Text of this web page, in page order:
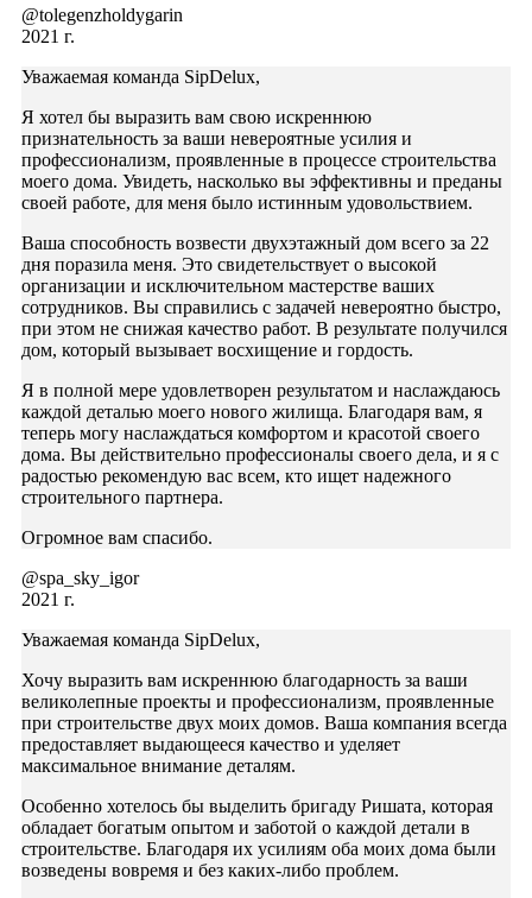
@tolegenzholdygarin
2021 г.
Уважаемая команда SipDelux,
Я хотел бы выразить вам свою искреннюю
признательность за ваши невероятные усилия и
профессионализм, проявленные в процессе строительства
моего дома. Увидеть, насколько вы эффективны и преданы
своей работе, для меня было истинным удовольствием.
Ваша способность возвести двухэтажный дом всего за 22
дня поразила меня. Это свидетельствует о высокой
организации и исключительном мастерстве ваших
сотрудников. Вы справились с задачей невероятно быстро,
при этом не снижая качество работ. В результате получился
дом, который вызывает восхищение и гордость.
Я в полной мере удовлетворен результатом и наслаждаюсь
каждой деталью моего нового жилища. Благодаря вам, я
теперь могу наслаждаться комфортом и красотой своего
дома. Вы действительно профессионалы своего дела, и я с
радостью рекомендую вас всем, кто ищет надежного
строительного партнера.
Огромное вам спасибо.
@spa_sky_igor
2021 г.
Уважаемая команда SipDelux,
Хочу выразить вам искреннюю благодарность за ваши
великолепные проекты и профессионализм, проявленные
при строительстве двух моих домов. Ваша компания всегда
предоставляет выдающееся качество и уделяет
максимальное внимание деталям.
Особенно хотелось бы выделить бригаду Ришата, которая
обладает богатым опытом и заботой о каждой детали в
строительстве. Благодаря их усилиям оба моих дома были
возведены вовремя и без каких-либо проблем.